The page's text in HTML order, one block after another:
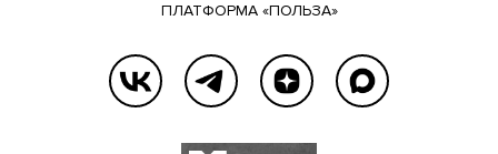
ПЛАТФОРМА «ПОЛЬЗА»